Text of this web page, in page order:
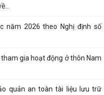
năm 2026 theo Nghị định số
gia hoạt động ở thôn Nam
quản an toàn tài liệu lưu trữ